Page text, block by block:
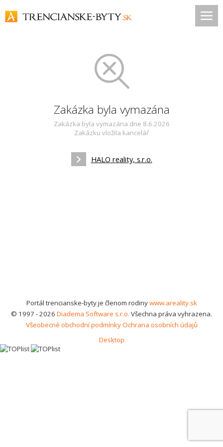
Zakázka byla vymazána
Zakázka byla vymazána dne 8.6.2026
Zakázku vložila kancelář
HALO reality, s.r.o.
Portál trencianske-byty je členom rodinywww.areality.sk
© 1997 - 2026 Diadema Software s.r.o. Všechna práva vyhrazena.
Všeobecné obchodní podmínkyOchrana osobních údajů
Desktop